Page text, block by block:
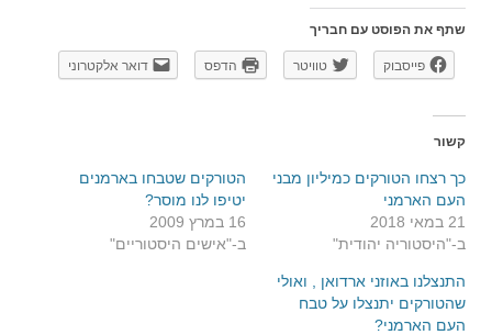
שתף את הפוסט עם חבריך
פייסבוק טוויטר הדפס דואר אלקטרוני
קשור
כך רצחו הטורקים כמיליון מבני
העם הארמני
21 במאי 2018
ב-"היסטוריה יהודית"
הטורקים שטבחו בארמנים
יטיפו לנו מוסר?
16 במרץ 2009
ב-"אישים היסטוריים"
התנצלנו באוזני ארדואן , ואולי
שהטורקים יתנצלו על טבח
העם הארמני?